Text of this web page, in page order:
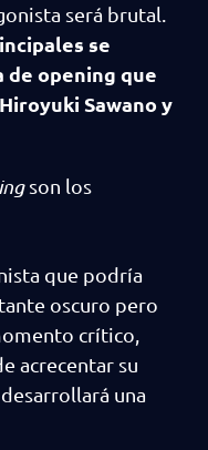
será brutal.
se
de opening que
Hiroyuki Sawano y
son los
que podría
oscuro pero
crítico,
acrecentar su
una